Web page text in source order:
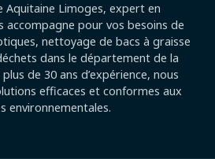
Aquitaine Limoges, expert en
accompagne pour vos besoins de
nettoyage de bacs à graisse
dans le département de la
de 30 ans d’expérience, nous
efficaces et conformes aux
environnementales.